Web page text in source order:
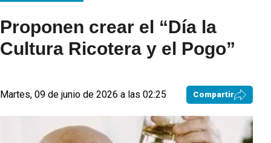
Proponen crear el “Día la
Cultura Ricotera y el Pogo”
Martes, 09 de junio de 2026 a las 02:25 Compartir